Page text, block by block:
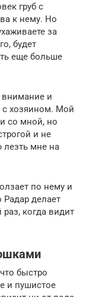
груб с
к нему. Но
за
будет
еще больше
и
с хозяином. Мой
со мной, но
и не
мне на
по нему и
Радар делает
когда видит
быстро
и пушистое